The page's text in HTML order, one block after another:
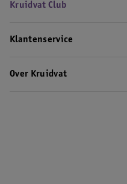
Kruidvat Club
Klantenservice
Over Kruidvat